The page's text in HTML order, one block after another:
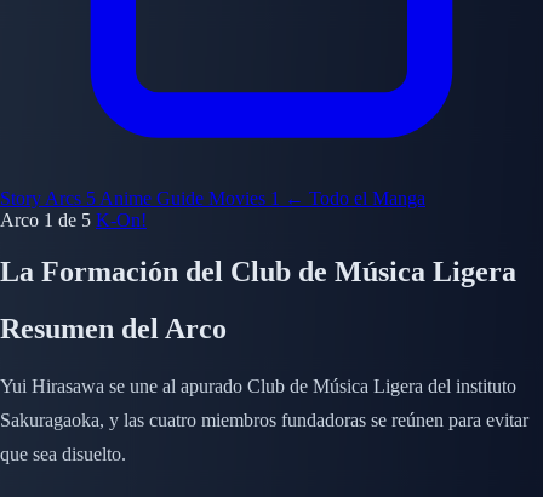
Story Arcs 5 Anime Guide Movies 1 ← Todo el Manga
Arco 1 de 5 K-On!
La Formación del Club de Música Ligera
Resumen del Arco
Yui Hirasawa se une al apurado Club de Música Ligera del instituto
Sakuragaoka, y las cuatro miembros fundadoras se reúnen para evitar
que sea disuelto.